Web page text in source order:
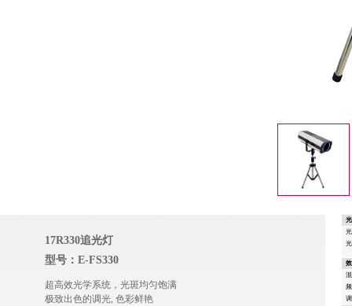
17R330追光灯
型号：E-FS330
超高效光学系统，光斑均匀饱满
极致出色的调光, 色彩鲜艳